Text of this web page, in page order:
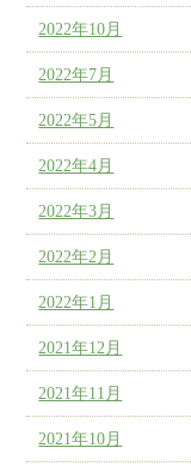
2022年10月
2022年7月
2022年5月
2022年4月
2022年3月
2022年2月
2022年1月
2021年12月
2021年11月
2021年10月